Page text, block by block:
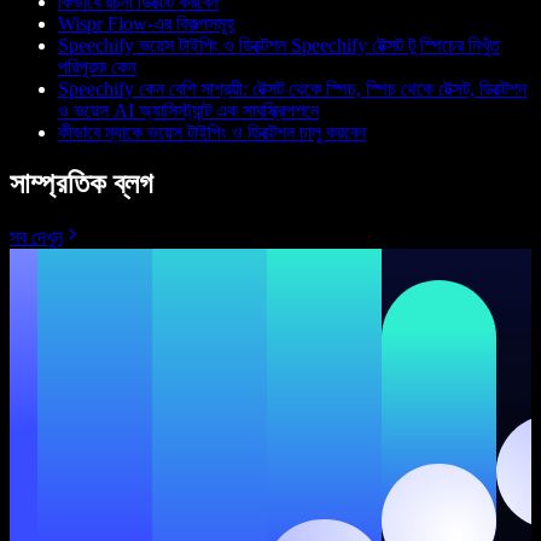
Wispr Flow-এর বিকল্পসমূহ
Speechify ভয়েস টাইপিং ও ডিক্টেশন Speechify টেক্সট টু স্পিচের নিখুঁত
পরিপূরক কেন
Speechify কেন বেশি সাশ্রয়ী: টেক্সট থেকে স্পিচ, স্পিচ থেকে টেক্সট, ডিক্টেশন
ও ভয়েস AI অ্যাসিস্ট্যান্ট এক সাবস্ক্রিপশনে
কীভাবে ম্যাকে ভয়েস টাইপিং ও ডিক্টেশন চালু করবেন
সাম্প্রতিক ব্লগ
সব দেখুন